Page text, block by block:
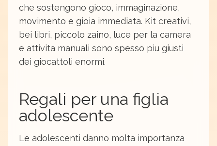
che sostengono gioco, immaginazione,
movimento e gioia immediata. Kit creativi,
bei libri, piccolo zaino, luce per la camera
e attivita manuali sono spesso piu giusti
dei giocattoli enormi.
Regali per una figlia
adolescente
Le adolescenti danno molta importanza